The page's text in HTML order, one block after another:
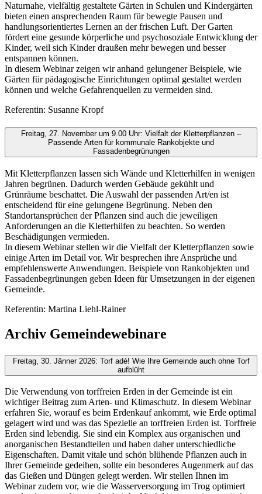
Naturnahe, vielfältig gestaltete Gärten in Schulen und Kindergärten
bieten einen ansprechenden Raum für bewegte Pausen und
handlungsorientiertes Lernen an der frischen Luft. Der Garten
fördert eine gesunde körperliche und psychosoziale Entwicklung der
Kinder, weil sich Kinder draußen mehr bewegen und besser
entspannen können.
In diesem Webinar zeigen wir anhand gelungener Beispiele, wie
Gärten für pädagogische Einrichtungen optimal gestaltet werden
können und welche Gefahrenquellen zu vermeiden sind.
Referentin: Susanne Kropf
Freitag, 27. November um 9.00 Uhr: Vielfalt der Kletterpflanzen –
Passende Arten für kommunale Rankobjekte und
Fassadenbegrünungen
Mit Kletterpflanzen lassen sich Wände und Kletterhilfen in wenigen
Jahren begrünen. Dadurch werden Gebäude gekühlt und
Grünräume beschattet. Die Auswahl der passenden Art/en ist
entscheidend für eine gelungene Begrünung. Neben den
Standortansprüchen der Pflanzen sind auch die jeweiligen
Anforderungen an die Kletterhilfen zu beachten. So werden
Beschädigungen vermieden.
In diesem Webinar stellen wir die Vielfalt der Kletterpflanzen sowie
einige Arten im Detail vor. Wir besprechen ihre Ansprüche und
empfehlenswerte Anwendungen. Beispiele von Rankobjekten und
Fassadenbegrünungen geben Ideen für Umsetzungen in der eigenen
Gemeinde.
Referentin: Martina Liehl-Rainer
Archiv Gemeindewebinare
Freitag, 30. Jänner 2026: Torf adé! Wie Ihre Gemeinde auch ohne Torf
aufblüht
Die Verwendung von torffreien Erden in der Gemeinde ist ein
wichtiger Beitrag zum Arten- und Klimaschutz. In diesem Webinar
erfahren Sie, worauf es beim Erdenkauf ankommt, wie Erde optimal
gelagert wird und was das Spezielle an torffreien Erden ist. Torffreie
Erden sind lebendig. Sie sind ein Komplex aus organischen und
anorganischen Bestandteilen und haben daher unterschiedliche
Eigenschaften. Damit vitale und schön blühende Pflanzen auch in
Ihrer Gemeinde gedeihen, sollte ein besonderes Augenmerk auf das
das Gießen und Düngen gelegt werden. Wir stellen Ihnen im
Webinar zudem vor, wie die Wasserversorgung im Trog optimiert